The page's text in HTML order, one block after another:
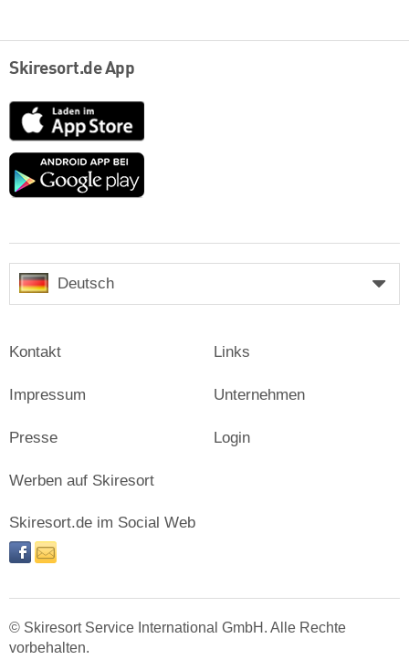
Skiresort.de App
App
Store
Google
Deutsch
Kontakt
Impressum
Presse
Links
Unternehmen
Login
Werben auf Skiresort
Skiresort.de im Social Web
facebooknewsletter
© Skiresort Service International GmbH. Alle Rechte
vorbehalten.